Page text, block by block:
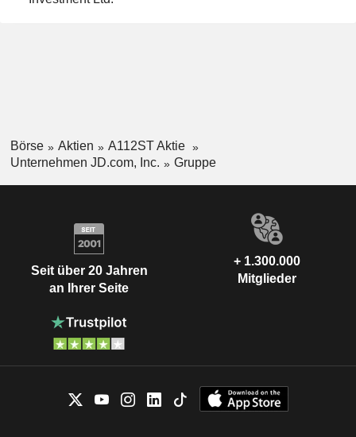
Börse Aktien
A112ST Aktie
Unternehmen JD.com, Inc.
Gruppe
Seit über 20 Jahren
an Ihrer Seite
+ 1.300.000
Mitglieder